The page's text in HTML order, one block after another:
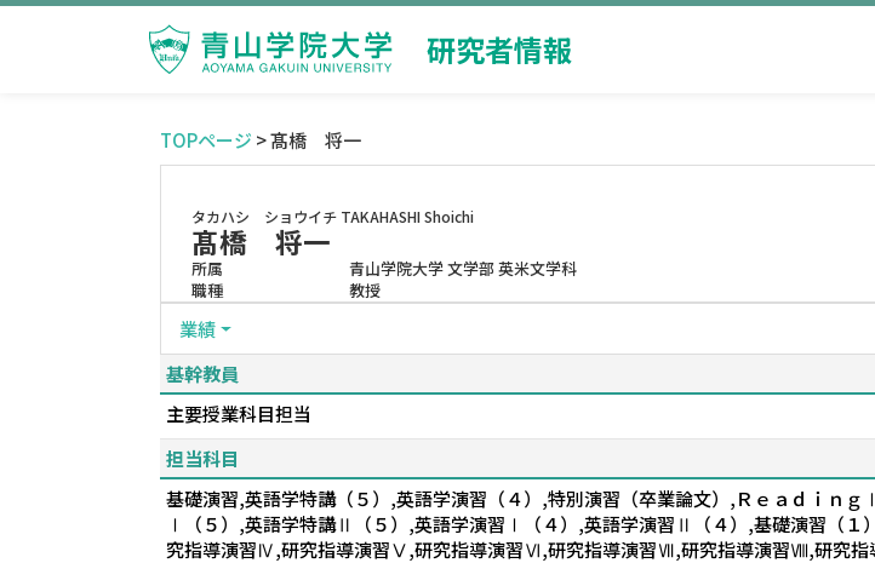
研究者情報
TOPページ > 髙橋 将一
タカハシ ショウイチ TAKAHASHI Shoichi
髙橋 将一
所属
青山学院大学 文学部 英米文学科
職種
教授
業績
基幹教員
主要授業科目担当
担当科目
基礎演習,英語学特講（５）,英語学演習（４）,特別演習（卒業論文）,Ｒｅａｄｉ
Ⅰ（５）,英語学特講Ⅱ（５）,英語学演習Ⅰ（４）,英語学演習Ⅱ（４）,基礎演習（
究指導演習Ⅳ,研究指導演習Ⅴ,研究指導演習Ⅵ,研究指導演習Ⅶ,研究指導演習Ⅷ,研究